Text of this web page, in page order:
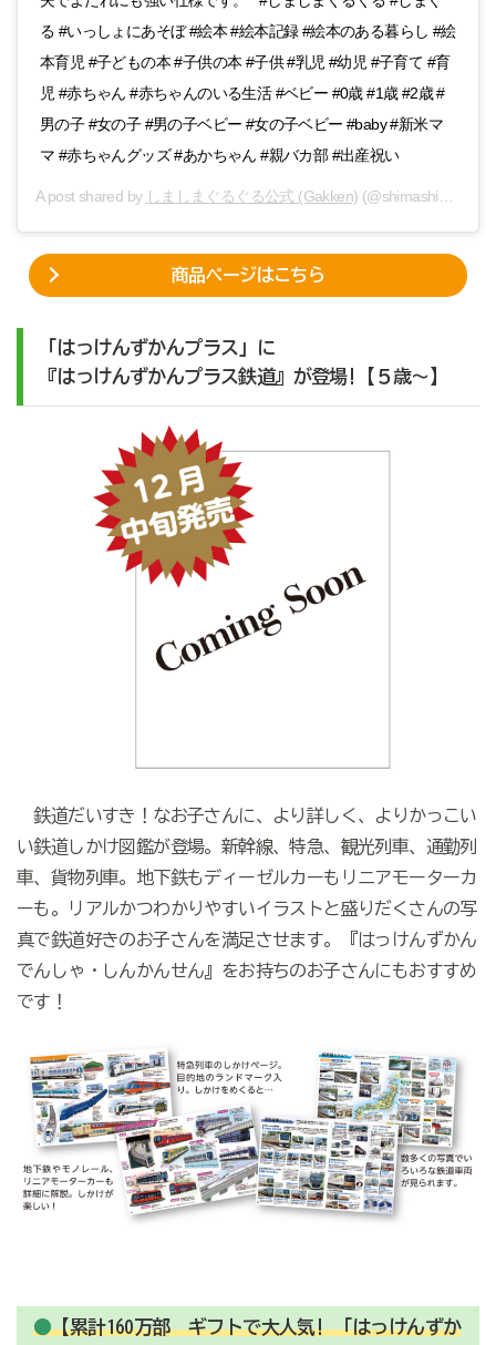
る #いっしょにあそぼ #絵本 #絵本記録 #絵本のある暮らし #絵
本育児 #子どもの本 #子供の本 #子供 #乳児 #幼児 #子育て #育
児 #赤ちゃん #赤ちゃんのいる生活 #ベビー #0歳 #1歳 #2歳 #
男の子 #女の子 #男の子ベビー #女の子ベビー #baby #新米マ
マ #赤ちゃんグッズ #あかちゃん #親バカ部 #出産祝い
A post shared by しましまぐるぐる公式 (Gakken) (@shimashimaguruguru_gakken) on
商品ページはこちら
「はっけんずかんプラス」に
『はっけんずかんプラス鉄道』が登場!【５歳〜】
鉄道だいすき！なお子さんに、より詳しく、よりかっこい
い鉄道しかけ図鑑が登場。新幹線、特急、観光列車、通勤列
車、貨物列車。地下鉄もディーゼルカーもリニアモーターカ
ーも。リアルかつわかりやすいイラストと盛りだくさんの写
真で鉄道好きのお子さんを満足させます。『はっけんずかん
でんしゃ・しんかんせん』をお持ちのお子さんにもおすすめ
です！
●【累計160万部 ギフトで大人気! 「はっけんずか